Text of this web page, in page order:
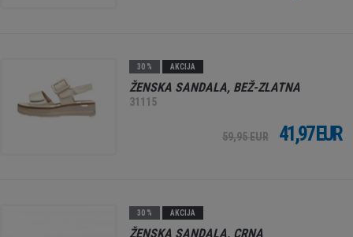
30 % AKCIJA
ŽENSKA SANDALA, BEŽ-ZLATNA
31115
59,95 EUR 41,97 EUR
30 % AKCIJA
ŽENSKA SANDALA, CRNA